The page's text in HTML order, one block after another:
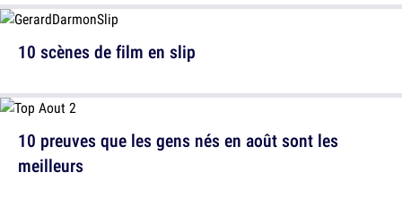
10 preuves que les gens nés en août sont les
meilleurs
10 scènes de film en slip